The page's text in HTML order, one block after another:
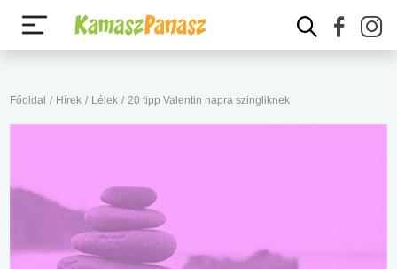
Főoldal / Hírek / Lélek / 20 tipp Valentin napra szingliknek